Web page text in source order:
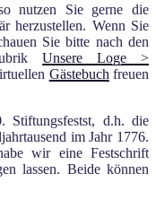
nutzen Sie gerne die
herzustellen. Wenn Sie
Sie bitte nach den
Unsere Loge >
Gästebuch freuen
Stiftungsfestst, d.h. die
im Jahr 1776.
wir eine Festschrift
lassen. Beide können